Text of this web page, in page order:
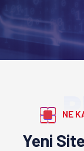
NE
Yeni